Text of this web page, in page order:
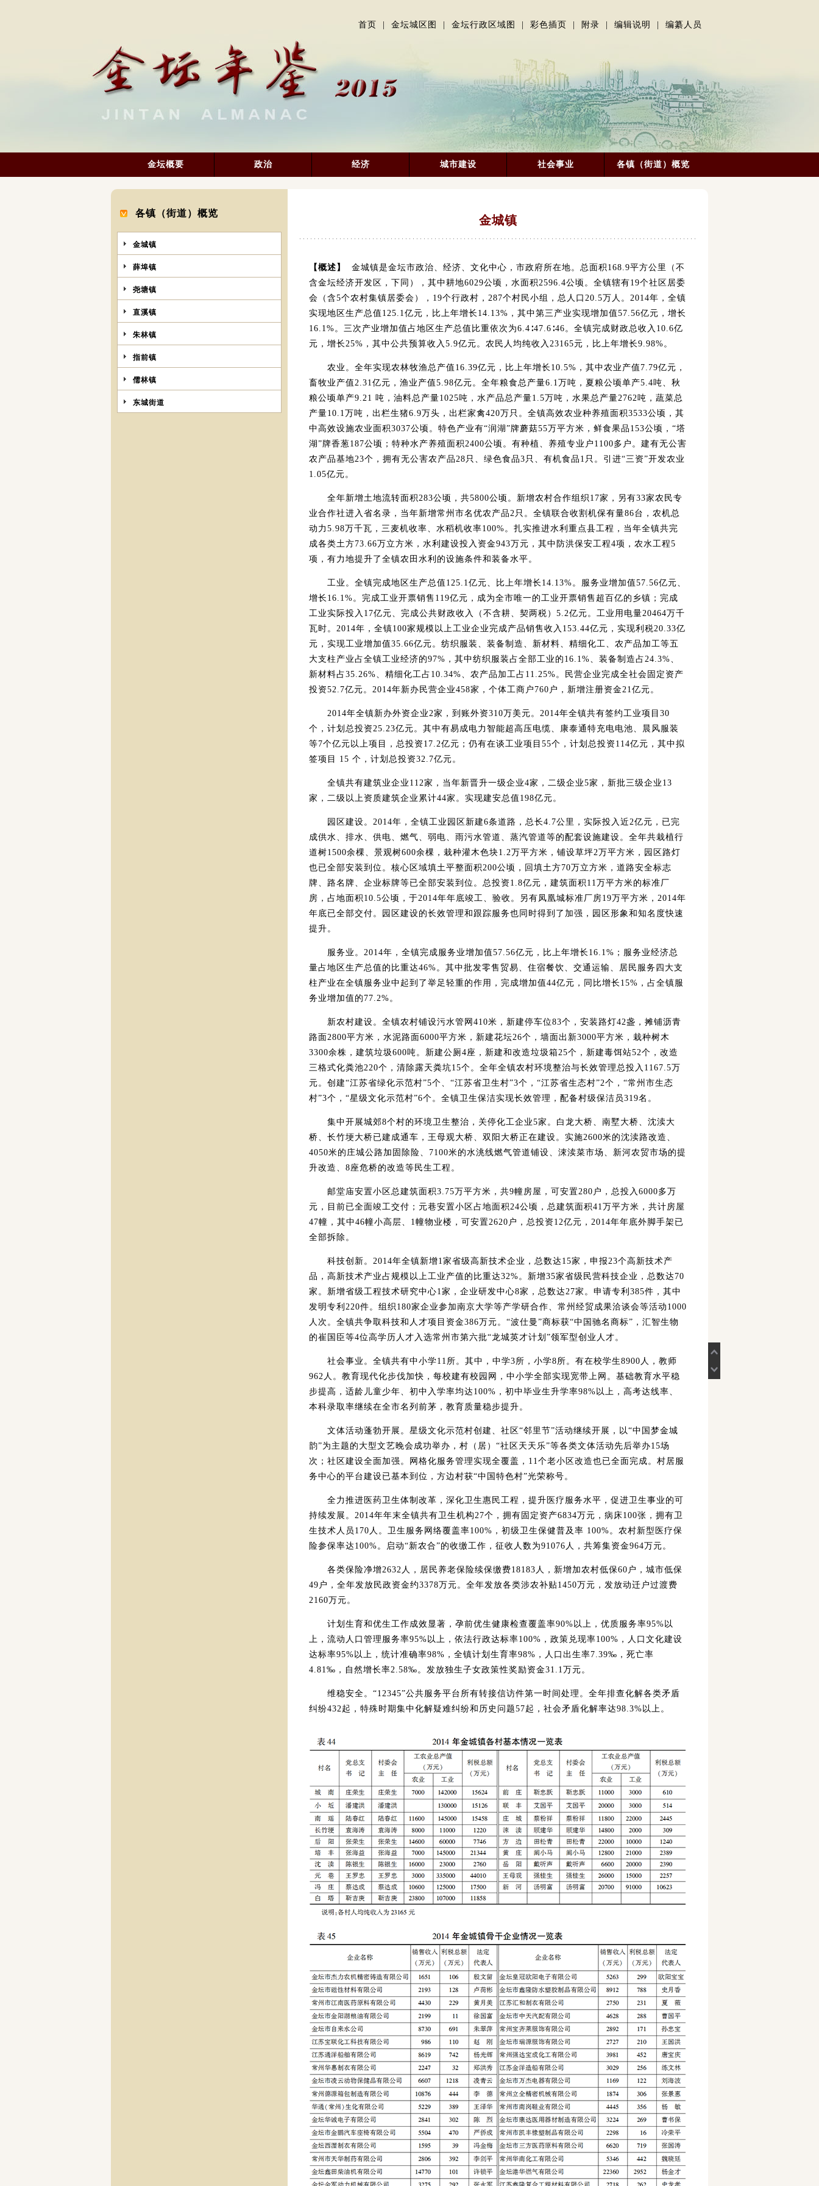
首页 金坛城区图 金坛行政区域图 彩色插页 附录 编辑说明 编纂人员
金坛概要 政治 经济 城市建设 社会事业 各镇（街道）概览
各镇（街道）概览
金城镇
薛埠镇
尧塘镇
直溪镇
朱林镇
指前镇
儒林镇
东城街道
金城镇
【概述】 金城镇是金坛市政治、经济、文化中心，市政府所在地。总面积168.9平方公里（不
含金坛经济开发区，下同），其中耕地6029公顷，水面积2596.4公顷。全镇辖有19个社区居委
会（含5个农村集镇居委会），19个行政村，287个村民小组，总人口20.5万人。2014年，全镇
实现地区生产总值125.1亿元，比上年增长14.13%，其中第三产业实现增加值57.56亿元，增长
16.1%。三次产业增加值占地区生产总值比重依次为6.4∶47.6∶46。全镇完成财政总收入10.6亿
元，增长25%，其中公共预算收入5.9亿元。农民人均纯收入23165元，比上年增长9.98%。
农业。全年实现农林牧渔总产值16.39亿元，比上年增长10.5%，其中农业产值7.79亿元，
畜牧业产值2.31亿元，渔业产值5.98亿元。全年粮食总产量6.1万吨，夏粮公顷单产5.4吨、秋
粮公顷单产9.21 吨，油料总产量1025吨，水产品总产量1.5万吨，水果总产量2762吨，蔬菜总
产量10.1万吨，出栏生猪6.9万头，出栏家禽420万只。全镇高效农业种养殖面积3533公顷，其
中高效设施农业面积3037公顷。特色产业有“润湖”牌蘑菇55万平方米，鲜食果品153公顷，“塔
湖”牌香葱187公顷；特种水产养殖面积2400公顷。有种植、养殖专业户1100多户。建有无公害
农产品基地23个，拥有无公害农产品28只、绿色食品3只、有机食品1只。引进“三资”开发农业
1.05亿元。
全年新增土地流转面积283公顷，共5800公顷。新增农村合作组织17家，另有33家农民专
业合作社进入省名录，当年新增常州市名优农产品2只。全镇联合收割机保有量86台，农机总
动力5.98万千瓦，三麦机收率、水稻机收率100%。扎实推进水利重点县工程，当年全镇共完
成各类土方73.66万立方米，水利建设投入资金943万元，其中防洪保安工程4项，农水工程5
项，有力地提升了全镇农田水利的设施条件和装备水平。
工业。全镇完成地区生产总值125.1亿元、比上年增长14.13%。服务业增加值57.56亿元、
增长16.1%。完成工业开票销售119亿元，成为全市唯一的工业开票销售超百亿的乡镇；完成
工业实际投入17亿元、完成公共财政收入（不含耕、契两税）5.2亿元。工业用电量20464万千
瓦时。2014年，全镇100家规模以上工业企业完成产品销售收入153.44亿元，实现利税20.33亿
元，实现工业增加值35.66亿元。纺织服装、装备制造、新材料、精细化工、农产品加工等五
大支柱产业占全镇工业经济的97%，其中纺织服装占全部工业的16.1%、装备制造占24.3%、
新材料占35.26%、精细化工占10.34%、农产品加工占11.25%。民营企业完成全社会固定资产
投资52.7亿元。2014年新办民营企业458家，个体工商户760户，新增注册资金21亿元。
2014年全镇新办外资企业2家，到账外资310万美元。2014年全镇共有签约工业项目30
个，计划总投资25.23亿元。其中有易成电力智能超高压电缆、康泰通特充电电池、晨风服装
等7个亿元以上项目，总投资17.2亿元；仍有在谈工业项目55个，计划总投资114亿元，其中拟
签项目 15 个，计划总投资32.7亿元。
全镇共有建筑业企业112家，当年新晋升一级企业4家，二级企业5家，新批三级企业13
家，二级以上资质建筑企业累计44家。实现建安总值198亿元。
园区建设。2014年，全镇工业园区新建6条道路，总长4.7公里，实际投入近2亿元，已完
成供水、排水、供电、燃气、弱电、雨污水管道、蒸汽管道等的配套设施建设。全年共栽植行
道树1500余棵、景观树600余棵，栽种灌木色块1.2万平方米，铺设草坪2万平方米，园区路灯
也已全部安装到位。核心区域填土平整面积200公顷，回填土方70万立方米，道路安全标志
牌、路名牌、企业标牌等已全部安装到位。总投资1.8亿元，建筑面积11万平方米的标准厂
房，占地面积10.5公顷，于2014年年底竣工、验收。另有凤凰城标准厂房19万平方米，2014年
年底已全部交付。园区建设的长效管理和跟踪服务也同时得到了加强，园区形象和知名度快速
提升。
服务业。2014年，全镇完成服务业增加值57.56亿元，比上年增长16.1%；服务业经济总
量占地区生产总值的比重达46%。其中批发零售贸易、住宿餐饮、交通运输、居民服务四大支
柱产业在全镇服务业中起到了举足轻重的作用，完成增加值44亿元，同比增长15%，占全镇服
务业增加值的77.2%。
新农村建设。全镇农村铺设污水管网410米，新建停车位83个，安装路灯42盏，摊铺沥青
路面2800平方米，水泥路面6000平方米，新建花坛26个，墙面出新3000平方米，栽种树木
3300余株，建筑垃圾600吨。新建公厕4座，新建和改造垃圾箱25个，新建毒饵站52个，改造
三格式化粪池220个，清除露天粪坑15个。全年全镇农村环境整治与长效管理总投入1167.5万
元。创建“江苏省绿化示范村”5个、“江苏省卫生村”3个，“江苏省生态村”2个，“常州市生态
村”3个，“星级文化示范村”6个。全镇卫生保洁实现长效管理，配备村级保洁员319名。
集中开展城郊8个村的环境卫生整治，关停化工企业5家。白龙大桥、南墅大桥、沈渎大
桥、长竹埂大桥已建成通车，王母观大桥、双阳大桥正在建设。实施2600米的沈渎路改造、
4050米的庄城公路加固除险、7100米的水洮线燃气管道铺设、涑渎菜市场、新河农贸市场的提
升改造、8座危桥的改造等民生工程。
邮堂庙安置小区总建筑面积3.75万平方米，共9幢房屋，可安置280户，总投入6000多万
元，目前已全面竣工交付；元巷安置小区占地面积24公顷，总建筑面积41万平方米，共计房屋
47幢，其中46幢小高层、1幢物业楼，可安置2620户，总投资12亿元，2014年年底外脚手架已
全部拆除。
科技创新。2014年全镇新增1家省级高新技术企业，总数达15家，申报23个高新技术产
品，高新技术产业占规模以上工业产值的比重达32%。新增35家省级民营科技企业，总数达70
家。新增省级工程技术研究中心1家，企业研发中心8家，总数达27家。申请专利385件，其中
发明专利220件。组织180家企业参加南京大学等产学研合作、常州经贸成果洽谈会等活动1000
人次。全镇共争取科技和人才项目资金386万元。“波仕曼”商标获“中国驰名商标”，汇智生物
的崔国臣等4位高学历人才入选常州市第六批“龙城英才计划”领军型创业人才。
社会事业。全镇共有中小学11所。其中，中学3所，小学8所。有在校学生8900人，教师
962人。教育现代化步伐加快，每校建有校园网，中小学全部实现宽带上网。基础教育水平稳
步提高，适龄儿童少年、初中入学率均达100%，初中毕业生升学率98%以上，高考达线率、
本科录取率继续在全市名列前茅，教育质量稳步提升。
文体活动蓬勃开展。星级文化示范村创建、社区“邻里节”活动继续开展，以“中国梦金城
韵”为主题的大型文艺晚会成功举办，村（居）“社区天天乐”等各类文体活动先后举办15场
次；社区建设全面加强。网格化服务管理实现全覆盖，11个老小区改造也已全面完成。村居服
务中心的平台建设已基本到位，方边村获“中国特色村”光荣称号。
全力推进医药卫生体制改革，深化卫生惠民工程，提升医疗服务水平，促进卫生事业的可
持续发展。2014年年末全镇共有卫生机构27个，拥有固定资产6834万元，病床100张，拥有卫
生技术人员170人。卫生服务网络覆盖率100%，初级卫生保健普及率 100%。农村新型医疗保
险参保率达100%。启动“新农合”的收缴工作，征收人数为91076人，共筹集资金964万元。
各类保险净增2632人，居民养老保险续保缴费18183人，新增加农村低保60户，城市低保
49户，全年发放民政资金约3378万元。全年发放各类涉农补贴1450万元，发放动迁户过渡费
2160万元。
计划生育和优生工作成效显著，孕前优生健康检查覆盖率90%以上，优质服务率95%以
上，流动人口管理服务率95%以上，依法行政达标率100%，政策兑现率100%，人口文化建设
达标率95%以上，统计准确率98%，全镇计划生育率98%，人口出生率7.39‰，死亡率
4.81‰，自然增长率2.58‰。发放独生子女政策性奖励资金31.1万元。
维稳安全。“12345”公共服务平台所有转接信访件第一时间处理。全年排查化解各类矛盾
纠纷432起，特殊时期集中化解疑难纠纷和历史问题57起，社会矛盾化解率达98.3%以上。